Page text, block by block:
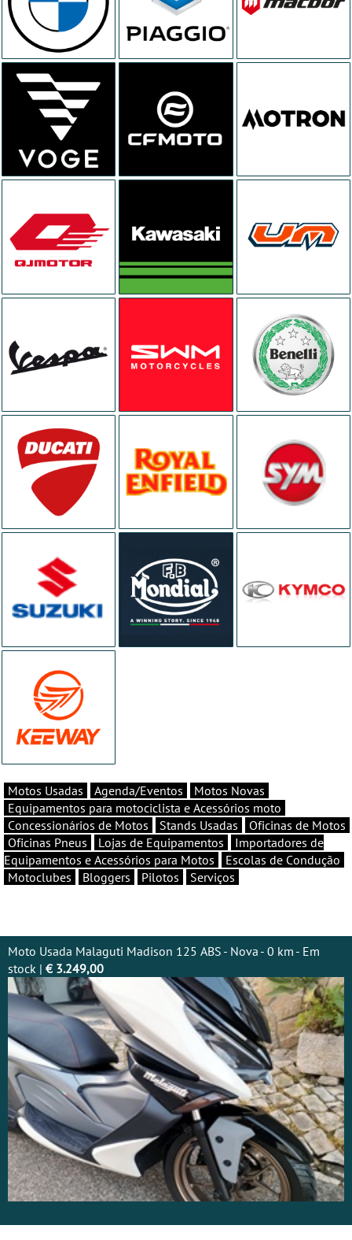
Motos Usadas Agenda/Eventos
Motos Novas
Equipamentos para motociclista e Acessórios moto
Concessionários de Motos
Stands Usadas
Oficinas de Motos
Oficinas Pneus
Lojas de Equipamentos
Importadores de
Equipamentos e Acessórios para Motos
Escolas de Condução
Motoclubes
Bloggers Pilotos Serviços
Moto Usada Malaguti Madison 125 ABS - Nova - 0 km - Em
stock | € 3.249,00